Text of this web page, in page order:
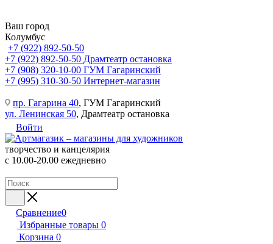
Ваш город
Колумбус
+7 (922) 892-50-50
+7 (922) 892-50-50 Драмтеатр остановка
+7 (908) 320-10-00 ГУМ Гагаринский
+7 (995) 310-30-50 Интернет-магазин
пр. Гагарина 40, ГУМ Гагаринский
ул. Ленинская 50, Драмтеатр остановка
Войти
творчество и канцелярия
с 10.00-20.00 ежедневно
Сравнение0
Избранные товары 0
Корзина 0